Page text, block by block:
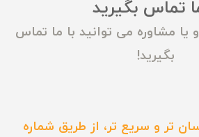
تماس بگیرید
مشاوره می توانید با ما تماس
بگیرید!
تر و سریع تر، از طریق شماره